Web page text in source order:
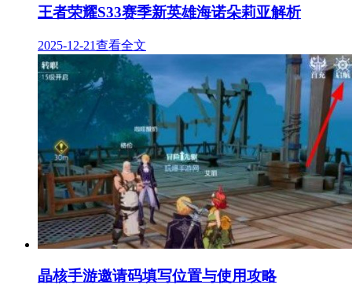
王者荣耀S33赛季新英雄海诺朵莉亚解析
2025-12-21查看全文
晶核手游邀请码填写位置与使用攻略